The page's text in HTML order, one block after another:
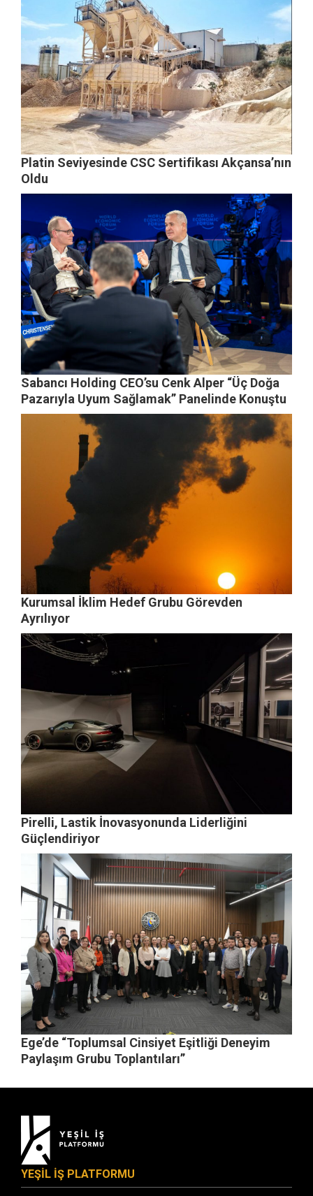
Platin Seviyesinde CSC Sertifikası Akçansa’nın
Oldu
Sabancı Holding CEO’su Cenk Alper “Üç Doğa
Pazarıyla Uyum Sağlamak” Panelinde Konuştu
Kurumsal İklim Hedef Grubu Görevden
Ayrılıyor
Pirelli, Lastik İnovasyonunda Liderliğini
Güçlendiriyor
Ege’de “Toplumsal Cinsiyet Eşitliği Deneyim
Paylaşım Grubu Toplantıları”
YEŞİL İŞ PLATFORMU